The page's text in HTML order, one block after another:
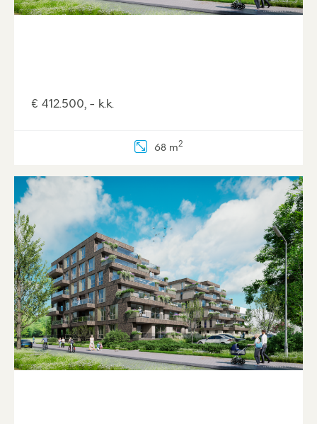
beschikken over zowel koeling (koude) als
plek om te wonen.
Wonen in Veenendaal
wonen in Veenendaal. Een jonge en
ondernemende plaats, centraal gelegen met
goede ontsluitingen via de A12 en openbaar
vervoer. Greunzicht wordt gerealiseerd in
Groenpoort direct naast alle voorzieningen zoals
supermarken en medisch centrum. Daarnaast
ben je met nog geen 10 minuten fietsen in het
levendige stadscentrum.
Voorzieningen in de buurt
Greunzichtligt in een wijk die is ontworpen met
€ 412.500, - k.k.
68 m2